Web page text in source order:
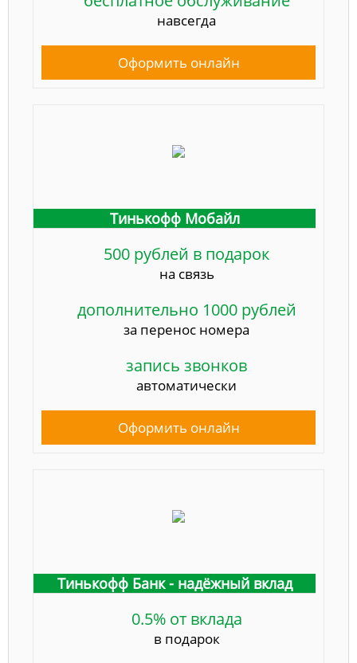
навсегда
Оформить онлайн
Тинькофф Мобайл
500 рублей в подарок
на связь
дополнительно 1000 рублей
за перенос номера
запись звонков
автоматически
Оформить онлайн
Тинькофф Банк - надёжный вклад
0.5% от вклада
в подарок